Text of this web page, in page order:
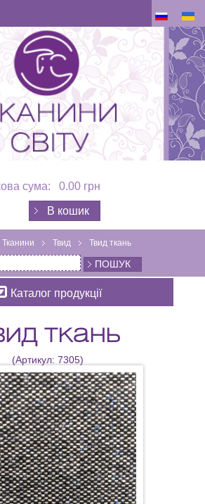
сума: 0.00 грн
В кошик
Тканини Твид Твид ткань
ПОШУК
Каталог продукції
ткань
(Артикул: 7305)